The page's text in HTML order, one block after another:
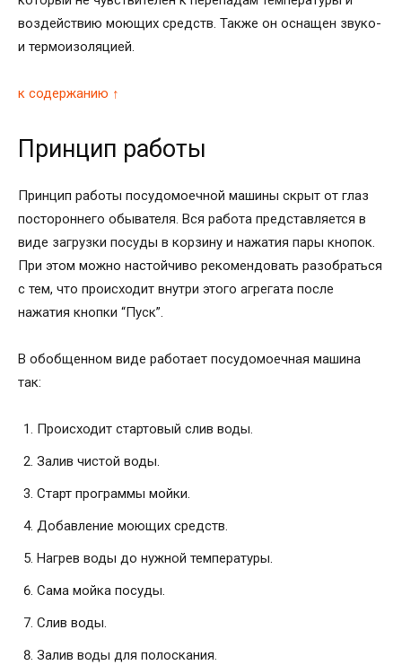
воздействию моющих средств. Также он оснащен звуко-
и термоизоляцией.
к содержанию ↑
Принцип работы
Принцип работы посудомоечной машины скрыт от глаз
постороннего обывателя. Вся работа представляется в
виде загрузки посуды в корзину и нажатия пары кнопок.
При этом можно настойчиво рекомендовать разобраться
с тем, что происходит внутри этого агрегата после
нажатия кнопки “Пуск”.
В обобщенном виде работает посудомоечная машина
так:
Происходит стартовый слив воды.
Залив чистой воды.
Старт программы мойки.
Добавление моющих средств.
Нагрев воды до нужной температуры.
Сама мойка посуды.
Слив воды.
Залив воды для полоскания.